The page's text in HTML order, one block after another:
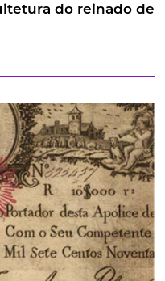
do reinado de